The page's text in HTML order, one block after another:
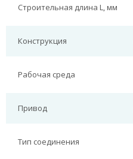
Строительная длина L, мм
Конструкция
Рабочая среда
Привод
Тип соединения